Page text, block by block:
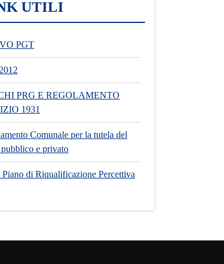
UTILI
PGT
PRG E REGOLAMENTO
1931
Comunale per la tutela del
e privato
Piano di Riqualificazione Percettiva